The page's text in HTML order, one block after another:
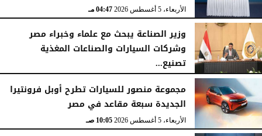
الأربعاء، 5 أغسطس 2026 04:47 مـ
وزير الصناعة يبحث مع علماء وخبراء مصر
وشركات السيارات والصناعات المغذية
تصنيع...
الأربعاء، 5 أغسطس 2026
مجموعة منصور للسيارات تطرح أوبل فرونتيرا
الجديدة سبعة مقاعد في مصر
الأربعاء، 5 أغسطس 2026 10:05 صـ